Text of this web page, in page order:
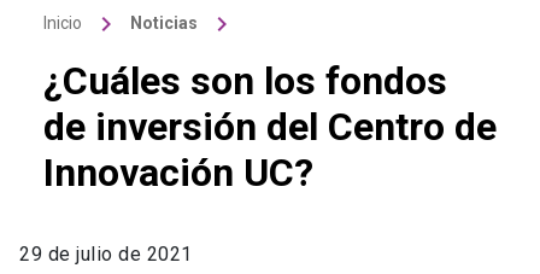
Inicio keyboard_arrow_right Noticias keyboard_arrow_right
¿Cuáles son los fondos
de inversión del Centro de
Innovación UC?
29 de julio de 2021